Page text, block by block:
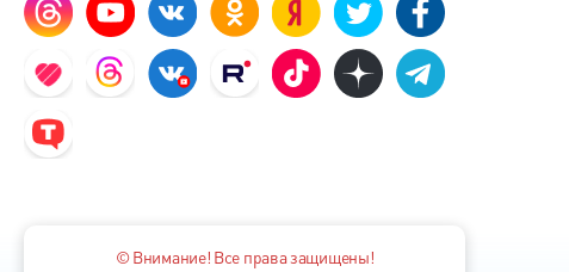
© Внимание! Все права защищены!